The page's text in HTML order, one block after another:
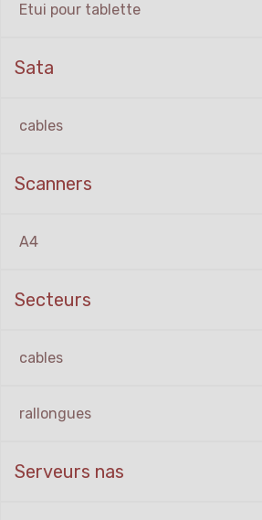
Etui pour tablette
Sata
cables
Scanners
A4
Secteurs
cables
rallongues
Serveurs nas